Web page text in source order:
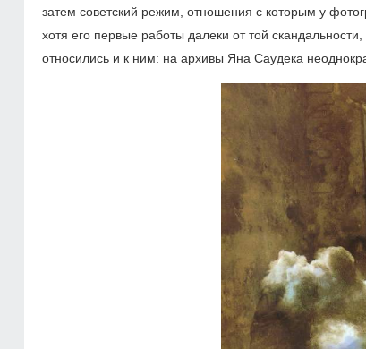
затем советский режим, отношения с которым у
хотя его первые работы далеки от той
относились и к ним: на архивы Яна Саудека